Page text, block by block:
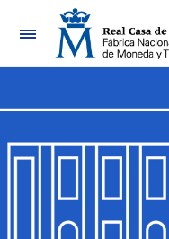
Mostra/Amaga
Mostra/Amaga